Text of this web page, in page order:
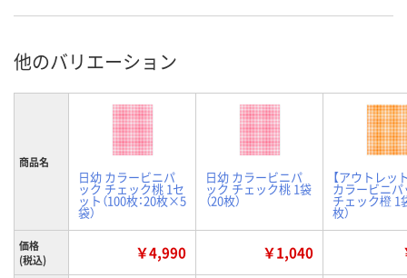
他のバリエーション
商品名
日幼 カラービニパ
ック チェック桃 1セ
ット（100枚：20枚×5
袋）
日幼 カラービニパ
ック チェック桃 1袋
（20枚）
【アウトレッ
カラービニパ
チェック橙 1
枚）
価格
(税込)
￥4,990 ￥1,040